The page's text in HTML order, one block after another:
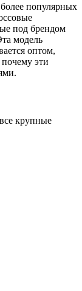
популярных
под брендом
модель
оптом,
эти
крупные